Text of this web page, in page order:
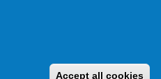
|Informatikai és
Accept all cookies